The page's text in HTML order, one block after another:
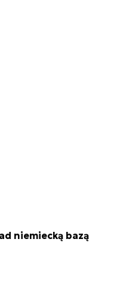
niemiecką bazą